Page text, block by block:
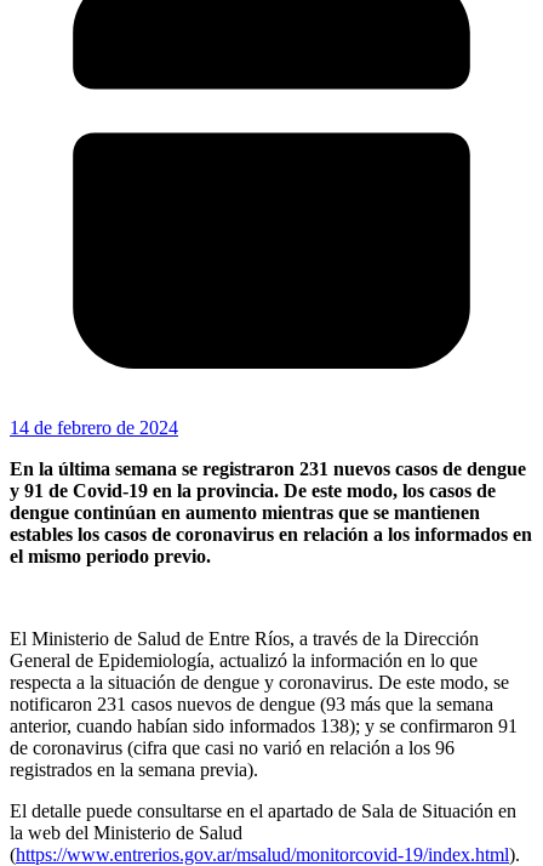
14 de febrero de 2024
En la última semana se registraron 231 nuevos casos de dengue
y 91 de Covid-19 en la provincia. De este modo, los casos de
dengue continúan en aumento mientras que se mantienen
estables los casos de coronavirus en relación a los informados en
el mismo periodo previo.
El Ministerio de Salud de Entre Ríos, a través de la Dirección
General de Epidemiología, actualizó la información en lo que
respecta a la situación de dengue y coronavirus. De este modo, se
notificaron 231 casos nuevos de dengue (93 más que la semana
anterior, cuando habían sido informados 138); y se confirmaron 91
de coronavirus (cifra que casi no varió en relación a los 96
registrados en la semana previa).
El detalle puede consultarse en el apartado de Sala de Situación en
la web del Ministerio de Salud
(https://www.entrerios.gov.ar/msalud/monitorcovid-19/index.html).